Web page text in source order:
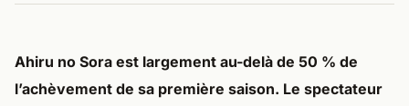
Ahiru no Sora est largement au-delà de 50 % de
l’achèvement de sa première saison. Le spectateur